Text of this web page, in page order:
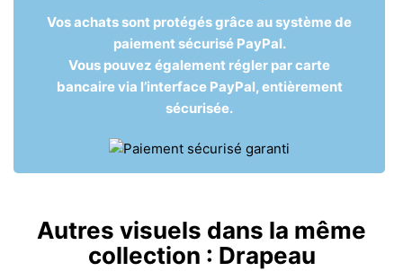
Vos achats sont protégés grâce au système de
paiement sécurisé PayPal.
Vous pouvez également régler par carte
bancaire via l’interface PayPal, entièrement
sécurisée.
Autres visuels dans la même
collection : Drapeau